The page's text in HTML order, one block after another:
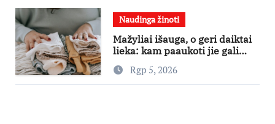
Naudinga žinoti
Mažyliai išauga, o geri daiktai
lieka: kam paaukoti jie gali
būti aukso vertės?
Rgp 5, 2026